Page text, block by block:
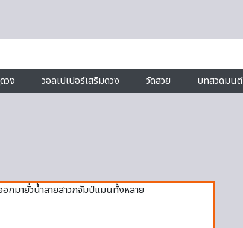
วง วอลเปเปอร์เสริมดวง วัดสวย บทสวดมนต์